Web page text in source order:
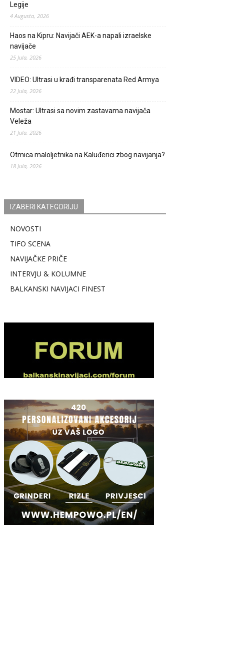
Legije
4 Augusta, 2026
Haos na Kipru: Navijači AEK-a napali izraelske
navijače
25 Jula, 2026
VIDEO: Ultrasi u krađi transparenata Red Armya
22 Jula, 2026
Mostar: Ultrasi sa novim zastavama navijača
Veleža
21 Jula, 2026
Otmica maloljetnika na Kaluđerici zbog navijanja?
18 Jula, 2026
IZABERI KATEGORIJU
NOVOSTI
TIFO SCENA
NAVIJAČKE PRIČE
INTERVJU & KOLUMNE
BALKANSKI NAVIJACI FINEST